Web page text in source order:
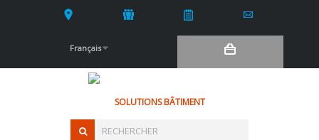
Français
SOLUTIONS BÂTIMENT